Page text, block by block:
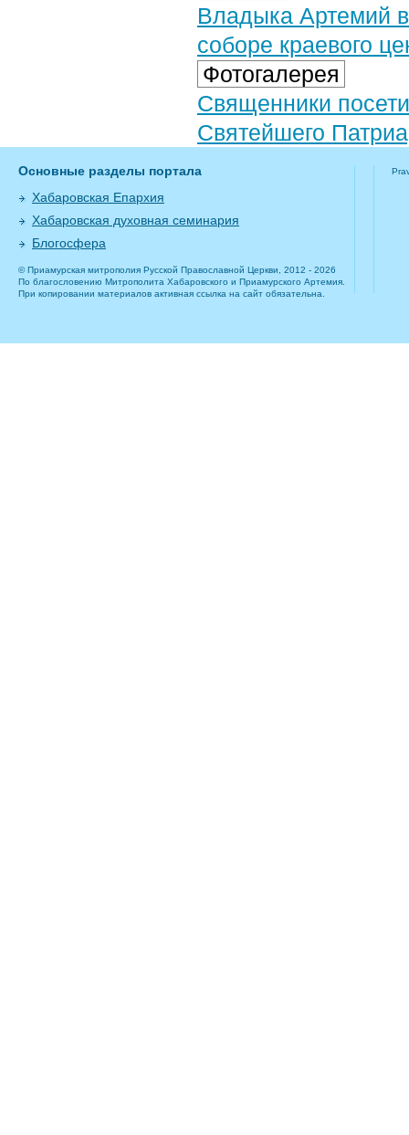
Владыка Артемий
соборе краевого
Фотогалерея
Священники
Святейшего
Основные разделы портала
Хабаровская Епархия
Хабаровская духовная семинария
Блогосфера
© Приамурская митрополия Русской Православной Церкви, 2012 - 2026
По благословению Митрополита Хабаровского и Приамурского Артемия.
При копировании материалов активная ссылка на сайт обязательна.